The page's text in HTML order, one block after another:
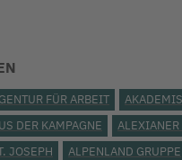
FÜR ARBEIT
DER KAMPAGNE
JOSEPH
ALPENLAND GRUPPE